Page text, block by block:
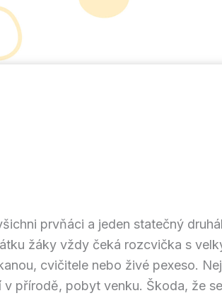
prvňáci a jeden statečný
žáky vždy čeká rozcvička s
cvičitele nebo živé pexeso.
přírodě, pobyt venku. Škoda, že